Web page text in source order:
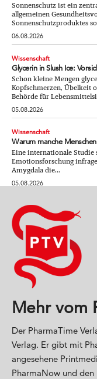
Sonnenschutz ist ein
allgemeinen
Sonnenschutzproduktes
06.08.2026
Wissenschaft
Glycerin in Slush Ice:
Schon kleine Mengen
Kopfschmerzen, Übelkeit
Behörde für
05.08.2026
Wissenschaft
Warum manche
Eine internationale Studie
Emotionsforschung
Amygdala die...
05.08.2026
Mehr vom
Der PharmaTime
Verlag. Er gibt mit
angesehene
PharmaNow und